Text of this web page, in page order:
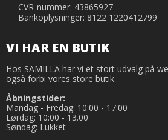
CVR-nummer: 43865927
Bankoplysninger: 8122 1220412799
VI HAR EN BUTIK
Hos SAMILLA har vi et stort udvalg på
også forbi vores store butik.
Åbningstider:
Mandag - Fredag: 10:00 - 17:00
Lørdag: 10:00 - 13.00
Søndag: Lukket